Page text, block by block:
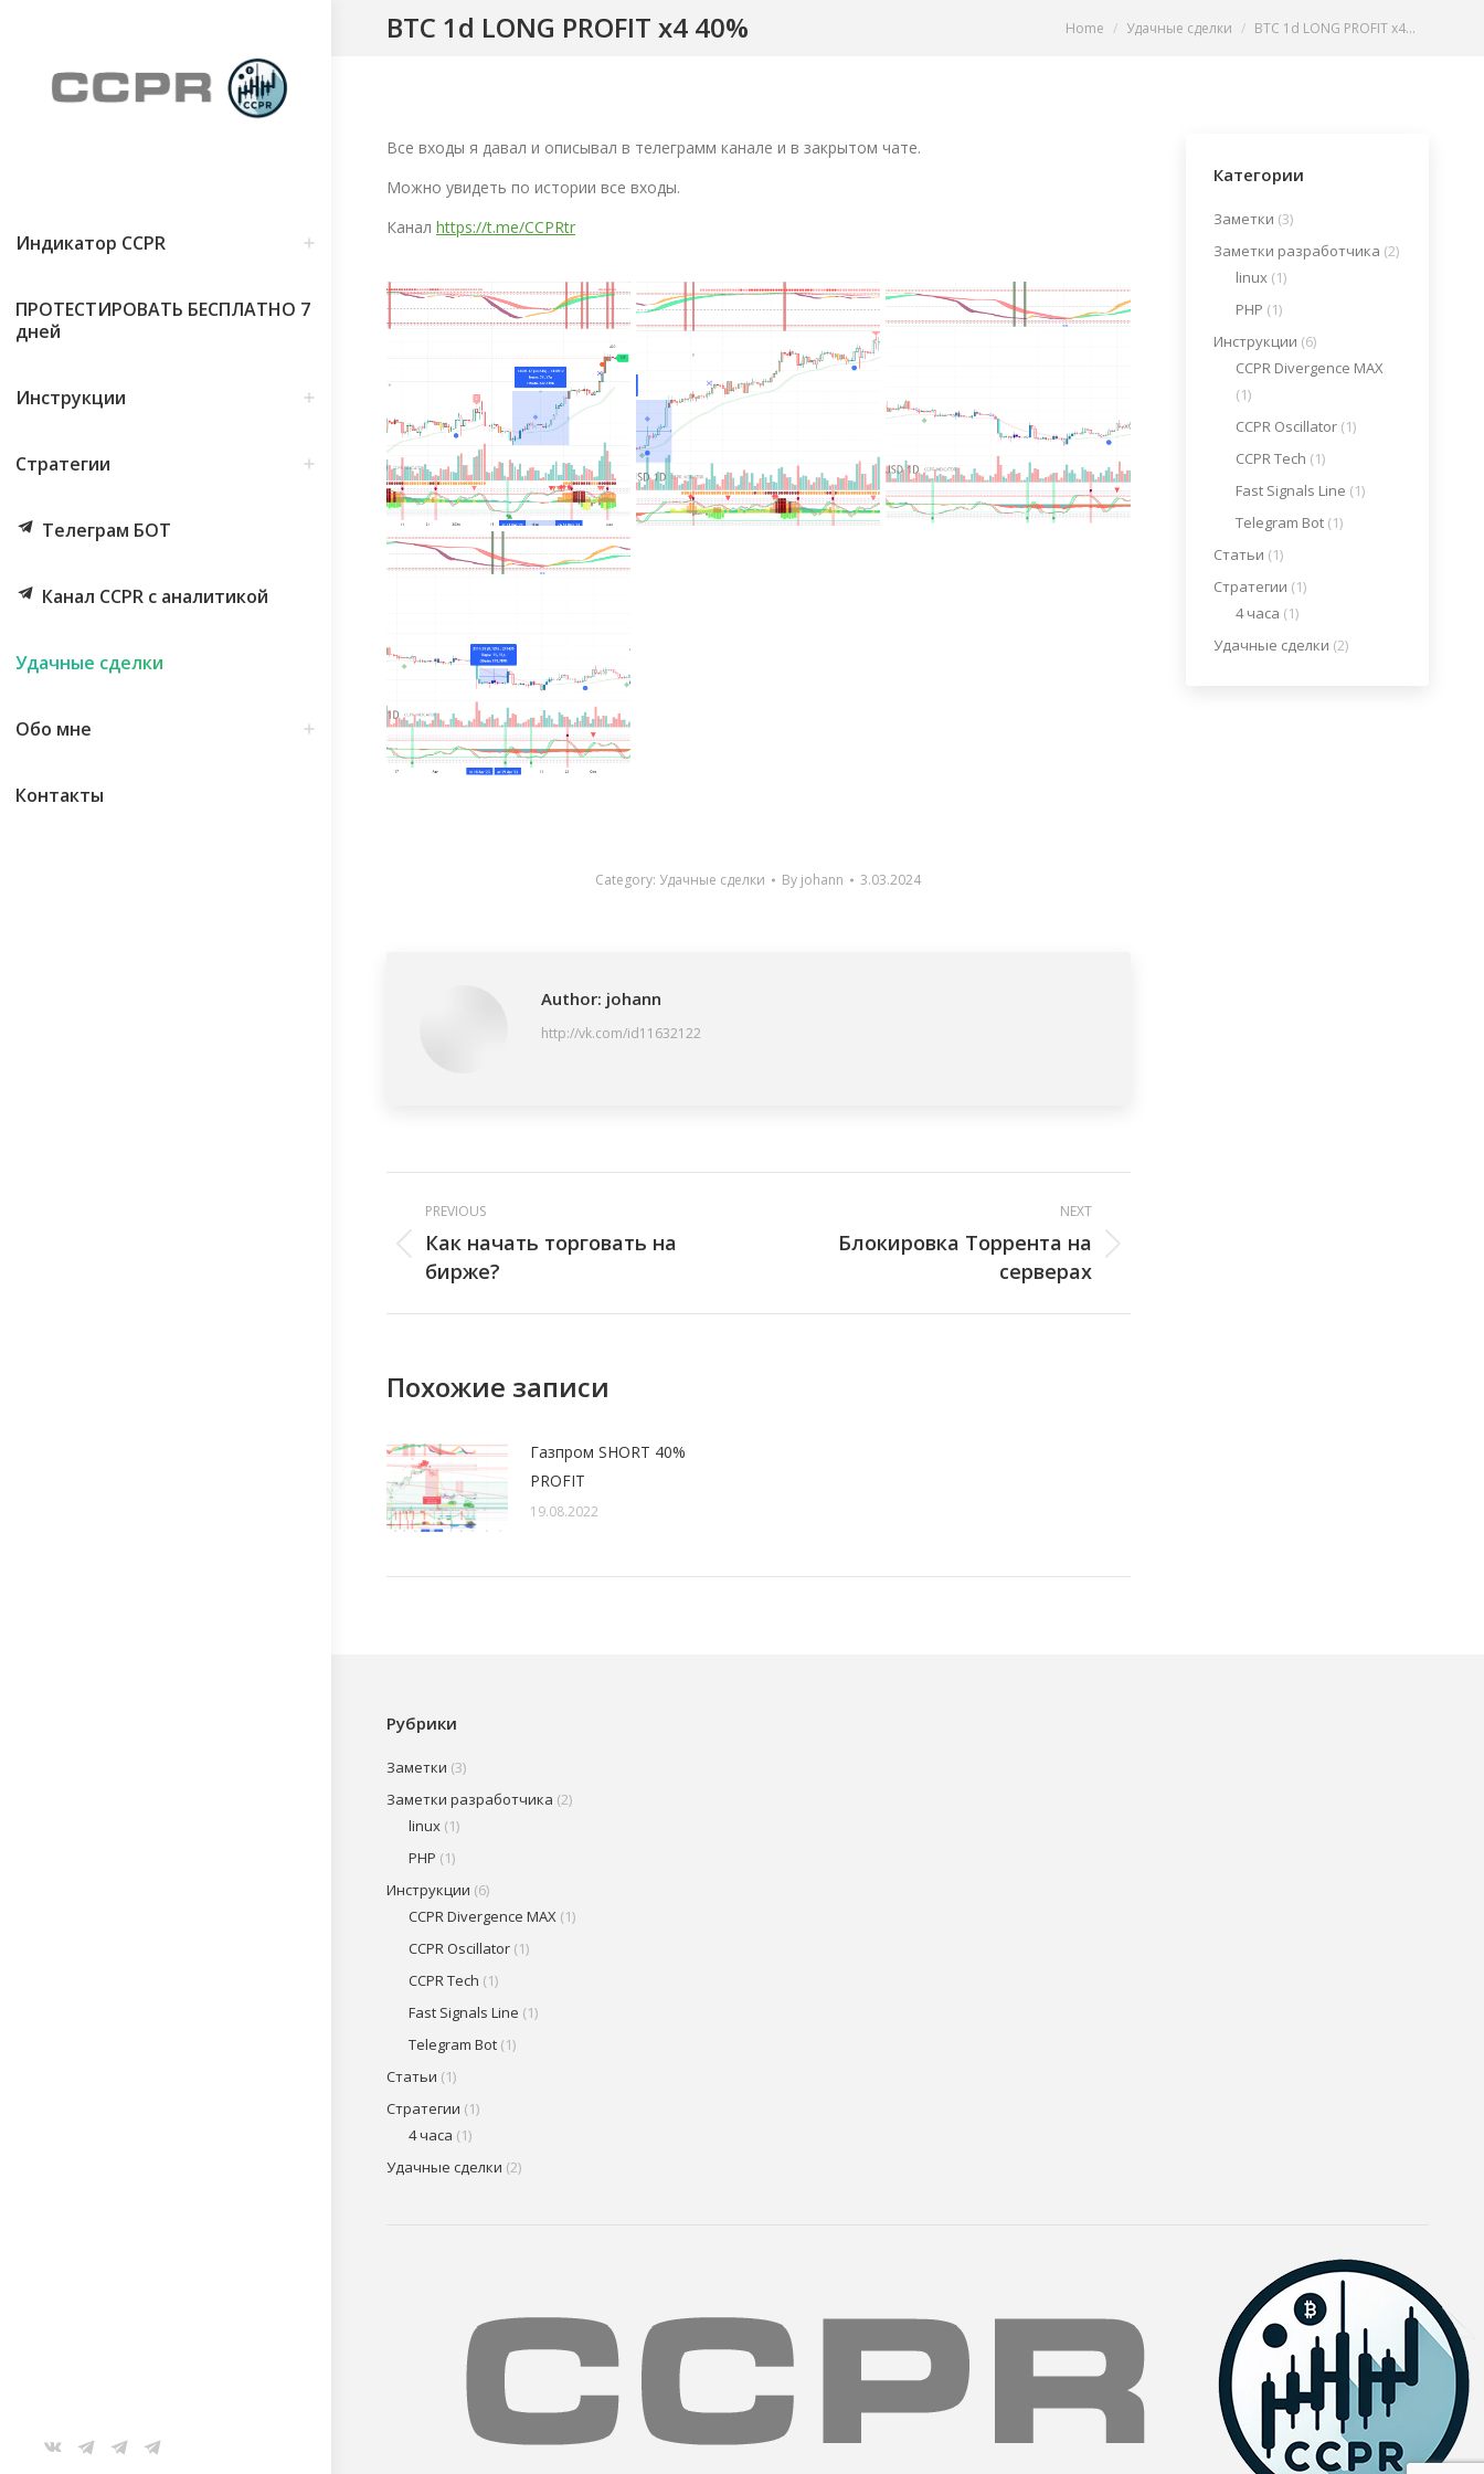
Индикатор CCPR
ПРОТЕСТИРОВАТЬ БЕСПЛАТНО 7
дней
Инструкции
Стратегии
Телеграм БОТ
Канал CCPR с аналитикой
Удачные сделки
Обо мне
Контакты
TelegramTelegramTelegram
BTC 1d LONG PROFIT x4 40% You are here:
Home Удачные сделки BTC 1d LONG PROFIT x4…
Все входы я давал и описывал в телеграмм канале и в закрытом чате.
Можно увидеть по истории все входы.
Канал https://t.me/CCPRtr
Category: Удачные сделки By johann 3.03.2024
Author: johann
http://vk.com/id11632122
Post
navigation
PREVIOUS
Previous
post:
Как начать торговать на
бирже?
NEXT
Блокировка Торрента на
серверах
Похожие записи
Газпром SHORT 40%
PROFIT
19.08.2022
Категории
Заметки (3)
Заметки разработчика (2)
linux(1)
PHP (1)
Инструкции (6)
CCPR Divergence MAX
(1)
CCPR Oscillator(1)
CCPR Tech (1)
Fast Signals Line (1)
Telegram Bot(1)
Статьи (1)
Стратегии (1)
4 часа (1)
Удачные сделки (2)
Рубрики
Заметки (3)
Заметки разработчика (2)
linux (1)
PHP (1)
Инструкции (6)
CCPR Divergence MAX (1)
CCPR Oscillator (1)
CCPR Tech (1)
Fast Signals Line (1)
Telegram Bot (1)
Статьи (1)
Стратегии (1)
4 часа (1)
Удачные сделки (2)